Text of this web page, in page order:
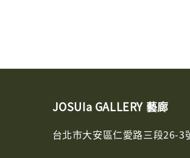
JOSUIa GALLERY 藝廊
台北市大安區仁愛路三段26-3